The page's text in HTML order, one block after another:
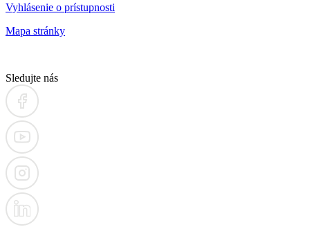
Vyhlásenie o prístupnosti
Mapa stránky
Sledujte nás